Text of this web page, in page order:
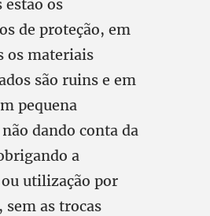
estão os
de proteção, em
os materiais
são ruins e em
pequena
dando conta da
a
utilização por
as trocas